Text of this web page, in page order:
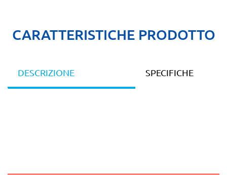
CARATTERISTICHE PRODOTTO
DESCRIZIONE SPECIFICHE